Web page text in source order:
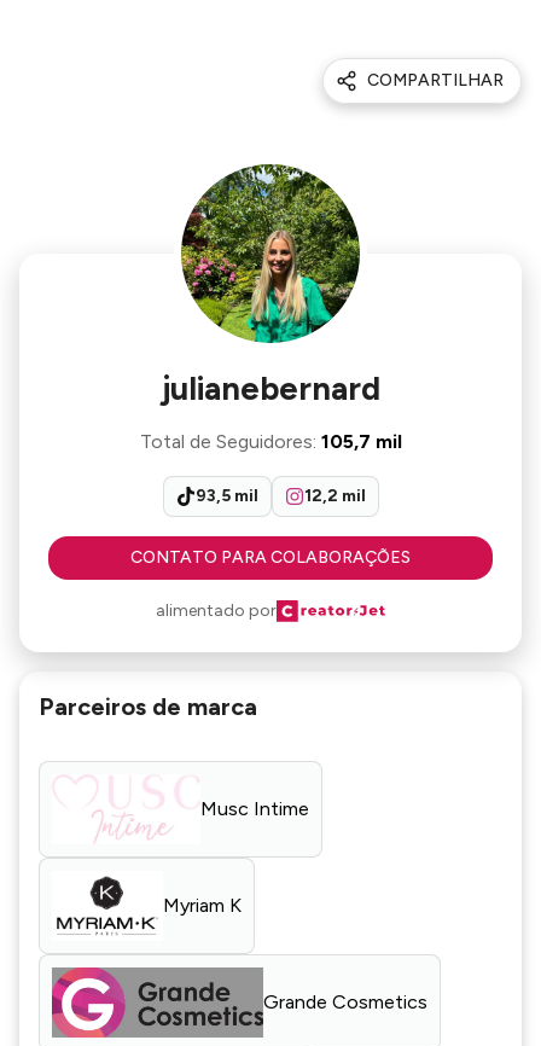
COMPARTILHAR
julianebernard
Total de Seguidores: 105,7 mil
93,5 mil 12,2 mil
CONTATO PARA COLABORAÇÕES
alimentado por
Parceiros de marca
Musc Intime
Myriam K
Grande Cosmetics